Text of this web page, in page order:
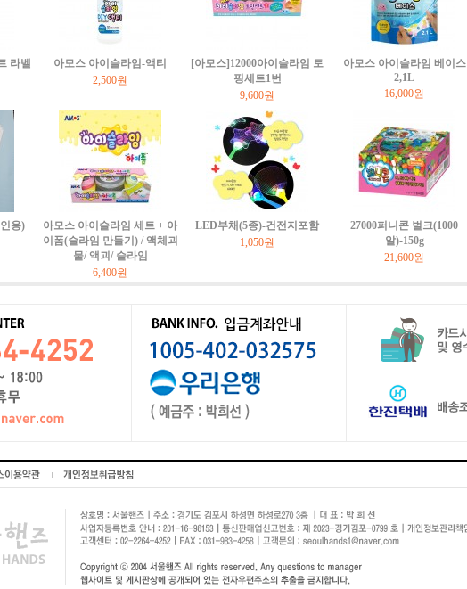
라벨
아모스 아이슬라임-액티
2,500원
[아모스]12000아이슬라임 토
핑세트1번
9,600원
아모스 아이슬라임 베이스
2,1L
16,000원
용)
아모스 아이슬라임 세트 + 아
이폼(슬라임 만들기) / 액체괴
물/ 액괴/ 슬라임
6,400원
LED부채(5종)-건전지포함
1,050원
27000퍼니콘 벌크(1000
알)-150g
21,600원